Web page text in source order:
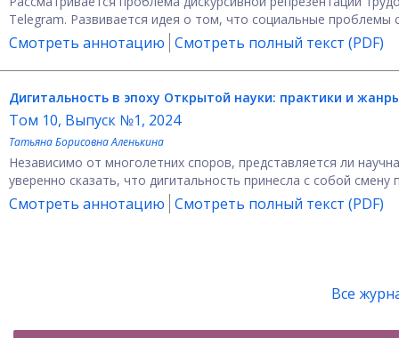
Telegram. Развивается идея о том, что социальные проблемы
Смотреть аннотацию Смотреть полный текст (PDF)
Дигитальность в эпоху Открытой науки: практики и
Том 10, Выпуск №1, 2024
Татьяна Борисовна Аленькина
Независимо от многолетних споров, представляется ли
уверенно сказать, что дигитальность принесла с собой
Смотреть аннотацию Смотреть полный текст (PDF)
Все